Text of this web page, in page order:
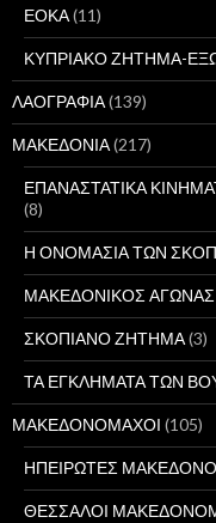
ΕΟΚΑ(11)
ΚΥΠΡΙΑΚΟ ΖΗΤΗΜΑ-
ΛΑΟΓΡΑΦΙΑ(139)
ΜΑΚΕΔΟΝΙΑ(217)
ΕΠΑΝΑΣΤΑΤΙΚΑ
(8)
Η ΟΝΟΜΑΣΙΑ ΤΩΝ
ΜΑΚΕΔΟΝΙΚΟΣ ΑΓΩΝΑΣ
ΣΚΟΠΙΑΝΟ ΖΗΤΗΜΑ(3)
ΤΑ ΕΓΚΛΗΜΑΤΑ ΤΩΝ
ΜΑΚΕΔΟΝΟΜΑΧΟΙ (105)
ΗΠΕΙΡΩΤΕΣ
ΘΕΣΣΑΛΟΙ